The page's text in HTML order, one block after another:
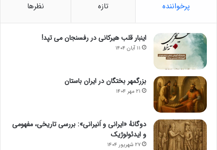
پرخواننده تازه نظرها
اینبار قلب هیرکانی در رفسنجان می تپد!
۱۱ آبان ۱۴۰۴
بزرگمهر بختگان در ایران باستان
۲۱ مهر ۱۴۰۴
دوگانهٔ «ایرانی و اَنیرانی»: بررسی تاریخی، مفهومی
و ایدئولوژیک
۲۷ شهریور ۱۴۰۴